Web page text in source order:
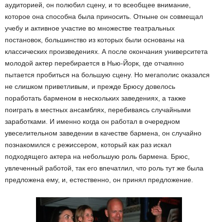
аудиторией, он полюбил сцену, и то всеобщее внимание,
которое она способна была приносить. Отныне он совмещал
учебу и активное участие во множестве театральных
постановок, большинство из которых были основаны на
классических произведениях. А после окончания университета
молодой актер перебирается в Нью-Йорк, где отчаянно
пытается пробиться на большую сцену. Но мегаполис оказался
не слишком приветливым, и прежде Брюсу довелось
поработать барменом в нескольких заведениях, а также
поиграть в местных ансамблях, перебиваясь случайными
заработками. И именно когда он работал в очередном
увеселительном заведении в качестве бармена, он случайно
познакомился с режиссером, который как раз искал
подходящего актера на небольшую роль бармена. Брюс,
увлеченный работой, так его впечатлил, что роль тут же была
предложена ему, и, естественно, он принял предложение.